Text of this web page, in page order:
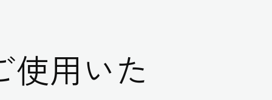
使用いた